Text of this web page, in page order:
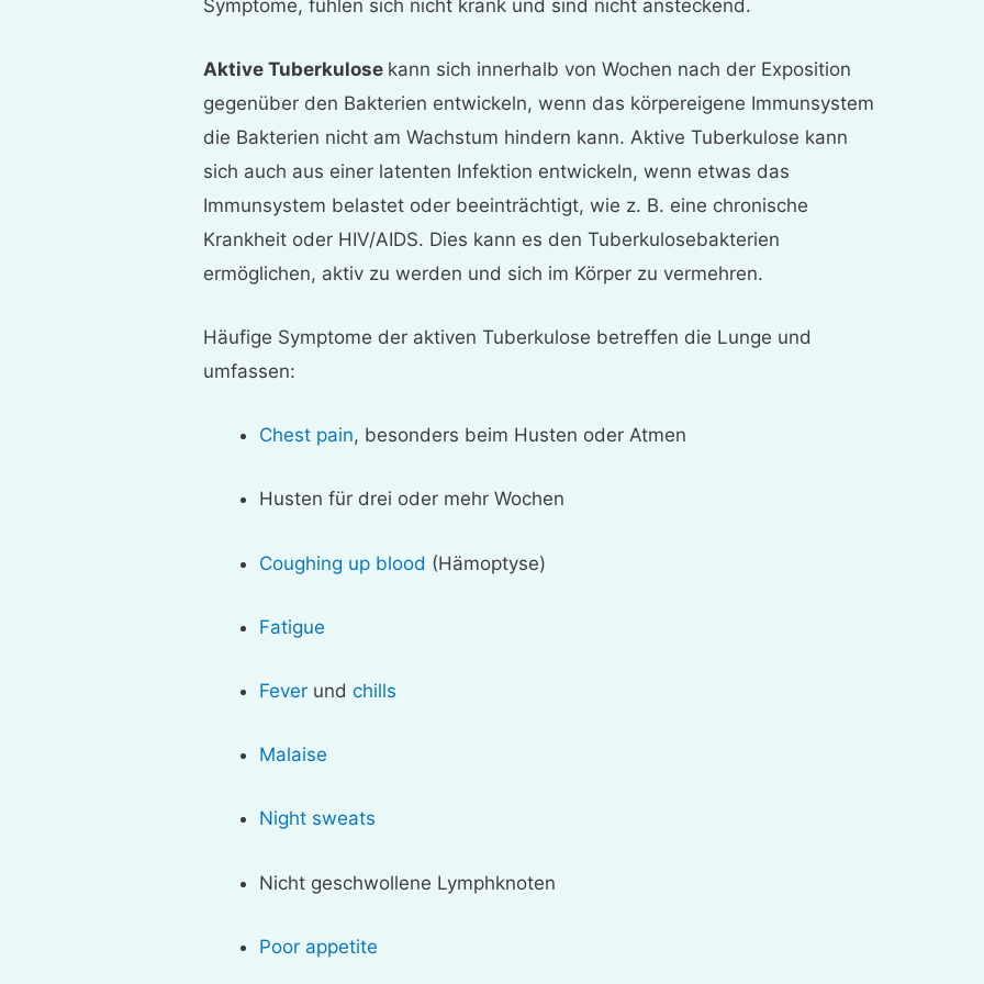
Symptome, fühlen sich nicht krank und sind nicht ansteckend.
Aktive Tuberkulose kann sich innerhalb von Wochen nach der Exposition
gegenüber den Bakterien entwickeln, wenn das körpereigene Immunsystem
die Bakterien nicht am Wachstum hindern kann. Aktive Tuberkulose kann
sich auch aus einer latenten Infektion entwickeln, wenn etwas das
Immunsystem belastet oder beeinträchtigt, wie z. B. eine chronische
Krankheit oder HIV/AIDS. Dies kann es den Tuberkulosebakterien
ermöglichen, aktiv zu werden und sich im Körper zu vermehren.
Häufige Symptome der aktiven Tuberkulose betreffen die Lunge und
umfassen:
Chest pain, besonders beim Husten oder Atmen
Husten für drei oder mehr Wochen
Coughing up blood (Hämoptyse)
Fatigue
Fever undchills
Malaise
Night sweats
Nicht geschwollene Lymphknoten
Poor appetite